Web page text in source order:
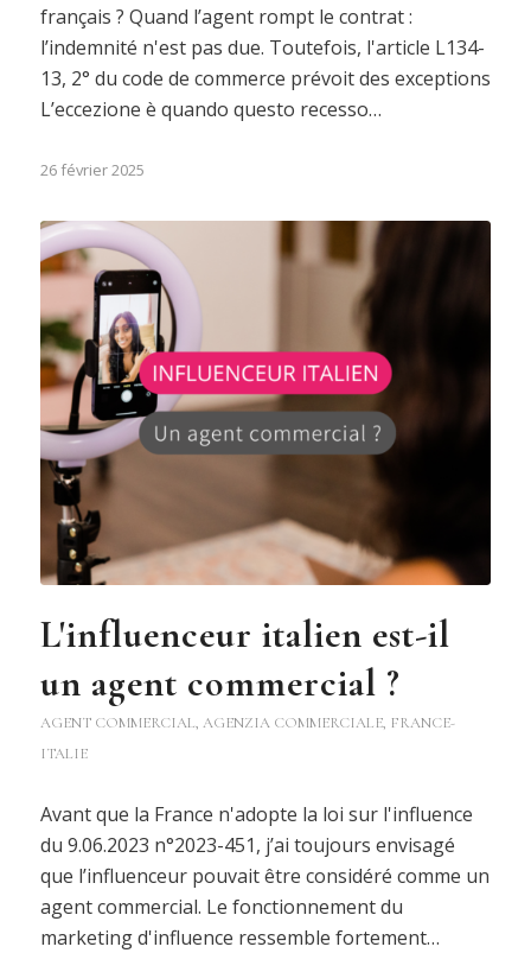
français ? Quand l’agent rompt le contrat :
l’indemnité n'est pas due. Toutefois, l'article L134-
13, 2° du code de commerce prévoit des exceptions
L’eccezione è quando questo recesso…
26 février 2025
L'influenceur italien est-il
un agent commercial ?
AGENT COMMERCIAL, AGENZIA COMMERCIALE, FRANCE-
ITALIE
Avant que la France n'adopte la loi sur l'influence
du 9.06.2023 n°2023-451, j’ai toujours envisagé
que l’influenceur pouvait être considéré comme un
agent commercial. Le fonctionnement du
marketing d'influence ressemble fortement…